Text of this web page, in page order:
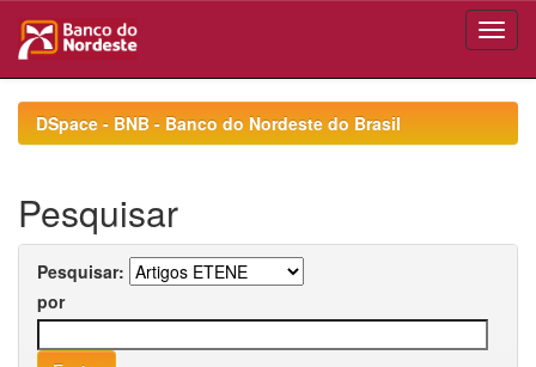
navigationDSpace - BNB - Banco do Nordeste do Brasil
Pesquisar
Pesquisar:
por